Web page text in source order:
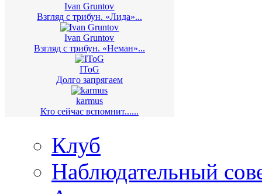
Ivan Gruntov
Взгляд с трибун. «Лида»...
Ivan Gruntov
Взгляд с трибун. «Неман»...
IToG
Долго запрягаем
karmus
Кто сейчас вспомнит......
Клуб
Наблюдательный